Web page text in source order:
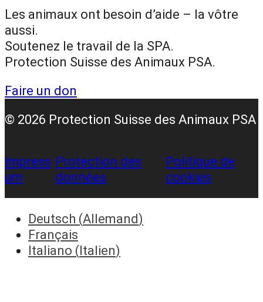
o
o
k
g
r
a
m
b
e
Les animaux ont besoin d’aide – la vôtre
aussi.
Soutenez le travail de la SPA.
Protection Suisse des Animaux PSA.
Faire un don
© 2026 Protection Suisse des Animaux PSA
Impress
um
Protection des
données
Politique de
cookies
Deutsch (Allemand)
Français
Italiano (Italien)